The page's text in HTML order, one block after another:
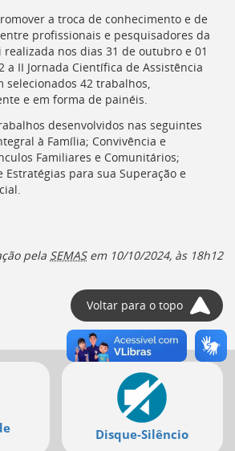
a troca de conhecimento e de
profissionais e pesquisadores da
realizada nos dias 31 de outubro e 01
a II Jornada Científica de Assistência
selecionados 42 trabalhos,
e em forma de painéis.
desenvolvidos nas seguintes
à Família; Convivência e
Familiares e Comunitários;
Estratégias para sua Superação e
pela SEMASem 10/10/2024, às 18h12
Voltar para o topo
Disque-Silêncio